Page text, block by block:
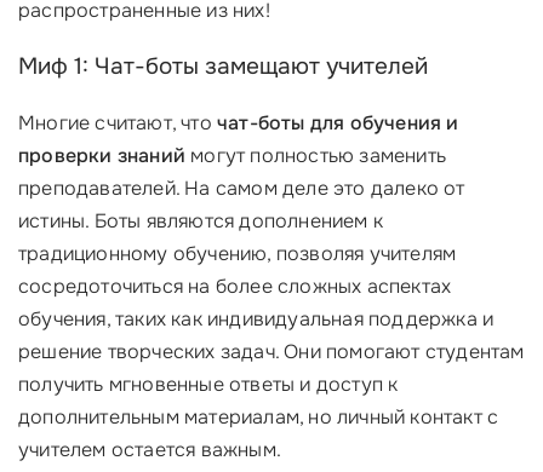
распространенные из них!
Миф 1: Чат-боты замещают учителей
Многие считают, что чат-боты для обучения и
проверки знаний могут полностью заменить
преподавателей. На самом деле это далеко от
истины. Боты являются дополнением к
традиционному обучению, позволяя учителям
сосредоточиться на более сложных аспектах
обучения, таких как индивидуальная поддержка и
решение творческих задач. Они помогают студентам
получить мгновенные ответы и доступ к
дополнительным материалам, но личный контакт с
учителем остается важным. ‍